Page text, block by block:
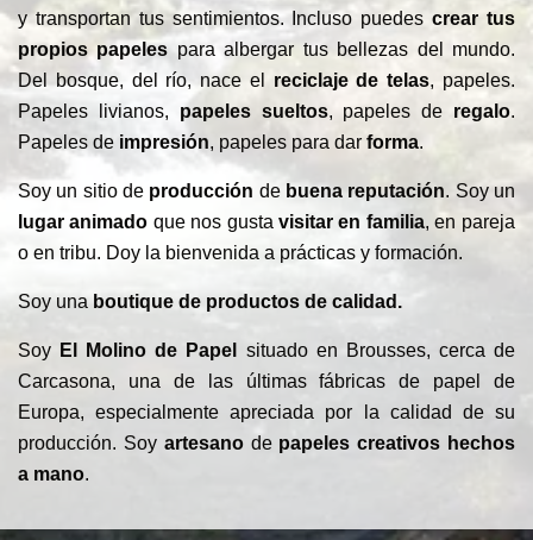
y transportan tus sentimientos. Incluso puedescrear tus
propios papeles para albergar tus bellezas del mundo.
Del bosque, del río, nace el reciclaje de telas, papeles.
Papeles livianos, papeles sueltos, papeles de regalo.
Papeles de impresión, papeles para dar forma.
Soy un sitio de producción debuena reputación. Soy un
lugar animado que nos gustavisitar en familia, en pareja
o en tribu. Doy la bienvenida a prácticas y formación.
Soy una boutique de productos de calidad.
Soy El Molino de Papel
situado en Brousses, cerca de
Carcasona, una de las últimas fábricas de papel de
Europa, especialmente apreciada por la calidad de su
producción. Soy artesano depapeles creativos hechos
a mano.